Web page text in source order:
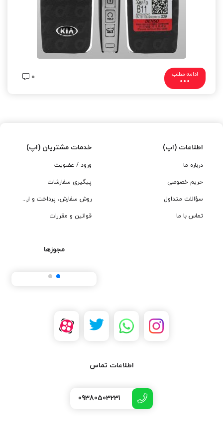
ادامه مطلب 0
اطلاعات (اپ)
درباره ما
حریم خصوصی
سؤالات متداول
تماس با ما
خدمات مشتریان (اپ)
ورود / عضویت
پیگیری سفارشات
روش سفارش، پرداخت و ارسال
قوانین و مقررات
مجوزها
اطلاعات تماس
09380503231